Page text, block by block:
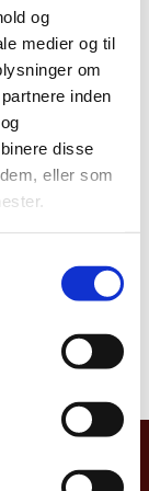
og
medier og til
om
inden
disse
eller som